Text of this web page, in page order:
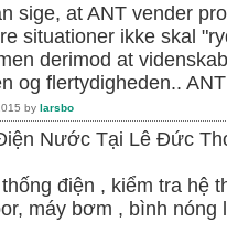
sige, at ANT vender
situationer ikke skal
derimod at
og flertydigheden..
by larsbo
Nước Tại Lê Đức
điện , kiểm tra hệ
máy bơm , bình nóng